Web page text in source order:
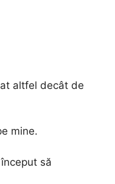
altfel decât de
mine.
să